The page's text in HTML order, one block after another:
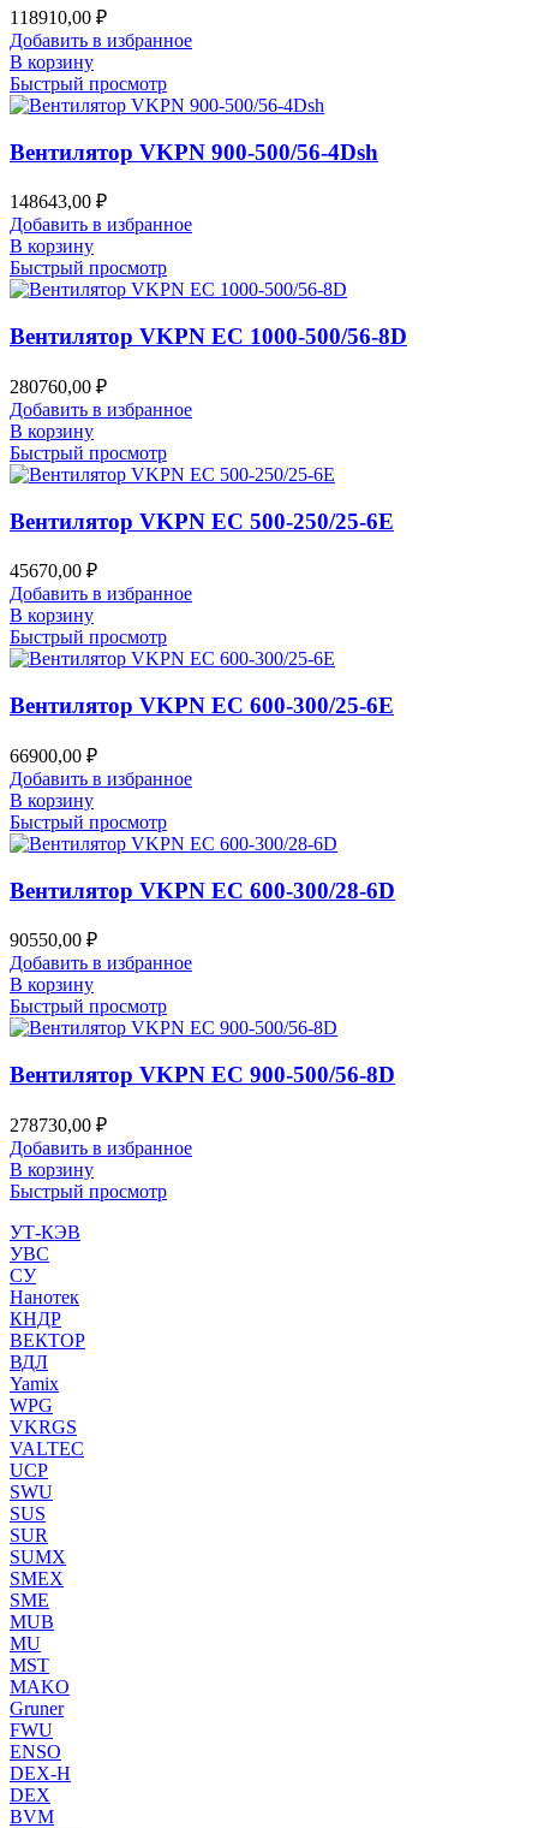
118910,00 ₽
Добавить в избранное
В корзину
Быстрый просмотр
Вентилятор VKPN 900-500/56-4Dsh
148643,00 ₽
Добавить в избранное
В корзину
Быстрый просмотр
Вентилятор VKPN EC 1000-500/56-8D
280760,00 ₽
Добавить в избранное
В корзину
Быстрый просмотр
Вентилятор VKPN EC 500-250/25-6E
45670,00 ₽
Добавить в избранное
В корзину
Быстрый просмотр
Вентилятор VKPN EC 600-300/25-6E
66900,00 ₽
Добавить в избранное
В корзину
Быстрый просмотр
Вентилятор VKPN EC 600-300/28-6D
90550,00 ₽
Добавить в избранное
В корзину
Быстрый просмотр
Вентилятор VKPN EC 900-500/56-8D
278730,00 ₽
Добавить в избранное
В корзину
Быстрый просмотр
УТ-КЭВ
УВС
СУ
Нанотек
КНДР
ВЕКТОР
ВДЛ
Yamix
WPG
VKRGS
VALTEC
UCP
SWU
SUS
SUR
SUMX
SMEX
SME
MUB
MU
MST
MAKO
Gruner
FWU
ENSO
DEX-H
DEX
BVM